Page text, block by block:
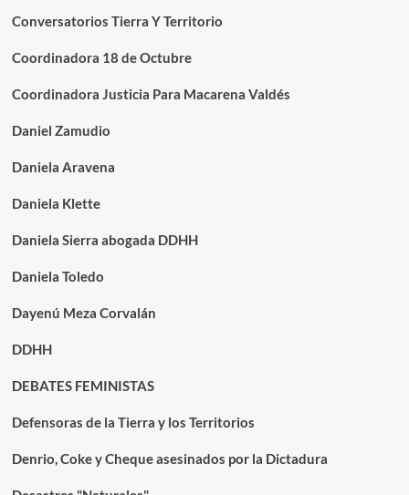
Conversatorios Tierra Y Territorio
Coordinadora 18 de Octubre
Coordinadora Justicia Para Macarena Valdés
Daniel Zamudio
Daniela Aravena
Daniela Klette
Daniela Sierra abogada DDHH
Daniela Toledo
Dayenú Meza Corvalán
DDHH
DEBATES FEMINISTAS
Defensoras de la Tierra y los Territorios
Denrio, Coke y Cheque asesinados por la Dictadura